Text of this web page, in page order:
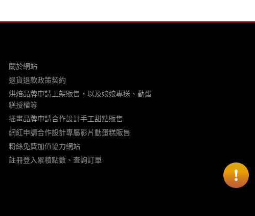
關於網站
退貨退款政策契約
烘焙品牌申請上架販售，以及娘娘專送、動蛋
糕授權等
插畫品牌申請合作設計手工甜點販售
網紅申請合作設計專屬影片動蛋糕販售
粉絲免費加值協力網站
註冊登入累積點數、查詢訂單